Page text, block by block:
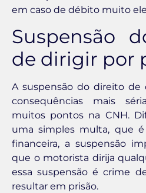
em caso de débito muito
Suspensão
de dirigir por
A suspensão do direito de
consequências mais
muitos pontos na CNH.
uma simples multa, que
financeira, a suspensão
que o motorista dirija
essa suspensão é crime
resultar em prisão.